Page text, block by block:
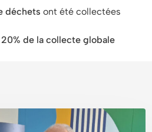
déchetsont été collectées
20% de la collecte globale